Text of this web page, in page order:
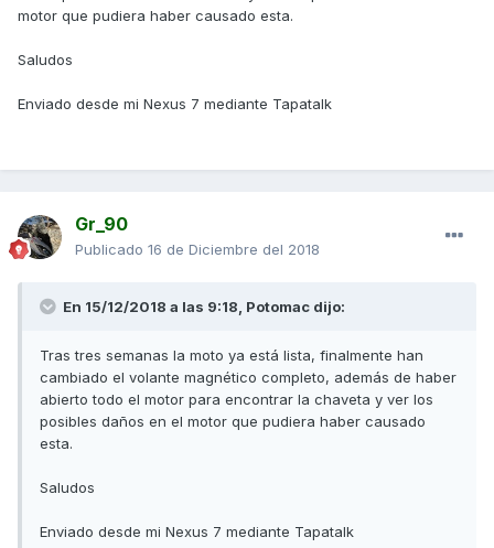
motor que pudiera haber causado esta.
Saludos
Enviado desde mi Nexus 7 mediante Tapatalk
Gr_90
Publicado 16 de Diciembre del 2018
En 15/12/2018 a las 9:18, Potomac dijo:
Tras tres semanas la moto ya está lista, finalmente han
cambiado el volante magnético completo, además de haber
abierto todo el motor para encontrar la chaveta y ver los
posibles daños en el motor que pudiera haber causado
esta.
Saludos
Enviado desde mi Nexus 7 mediante Tapatalk